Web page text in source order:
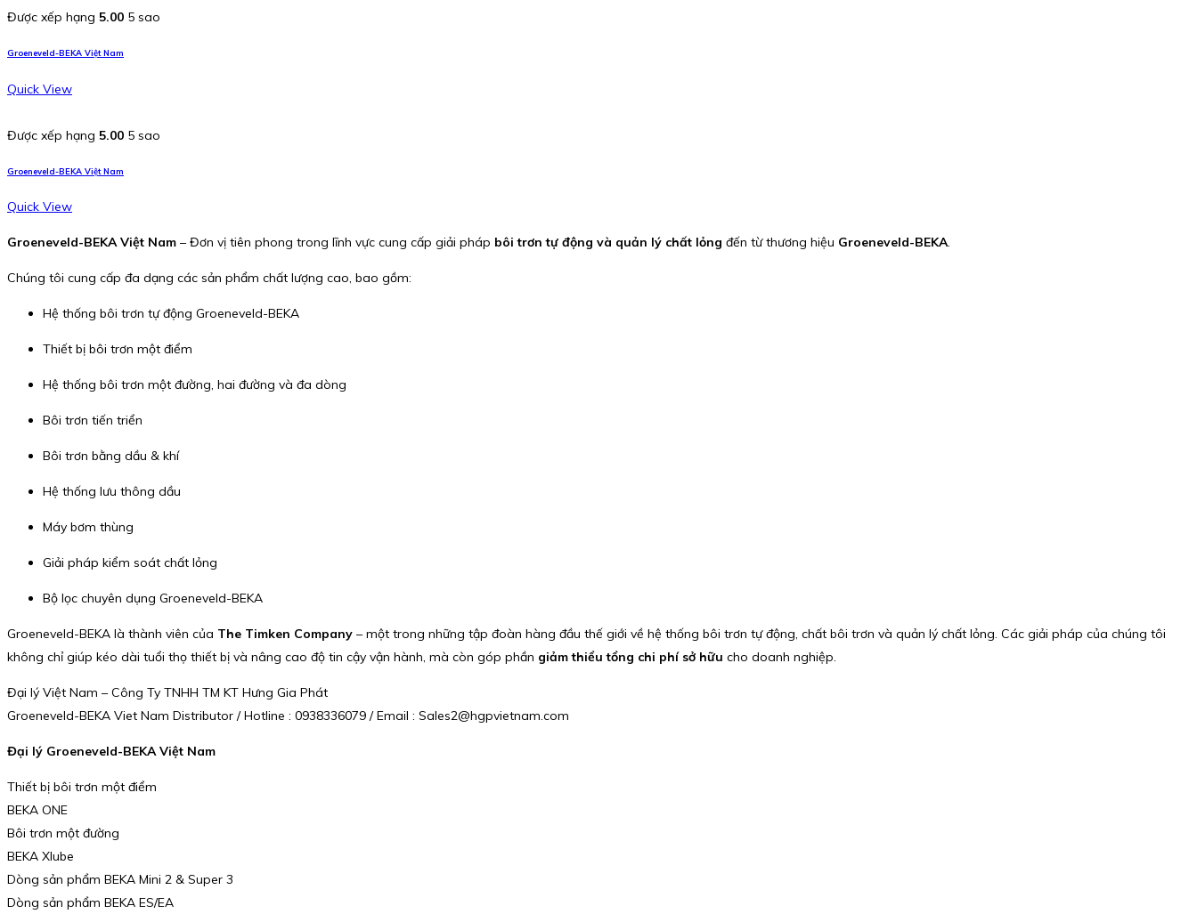
Được xếp hạng 5.00 5 sao
Groeneveld-BEKA Việt Nam
Quick View
Được xếp hạng 5.00 5 sao
Groeneveld-BEKA Việt Nam
Quick View
Groeneveld-BEKA Việt Nam – Đơn vị tiên phong trong lĩnh vực cung cấp giải pháp bôi trơn tự động và quản lý chất lỏng đến từ thương hiệu Groeneveld-BEKA.
Chúng tôi cung cấp đa dạng các sản phẩm chất lượng cao, bao gồm:
Hệ thống bôi trơn tự động Groeneveld-BEKA
Thiết bị bôi trơn một điểm
Hệ thống bôi trơn một đường, hai đường và đa dòng
Bôi trơn tiến triển
Bôi trơn bằng dầu & khí
Hệ thống lưu thông dầu
Máy bơm thùng
Giải pháp kiểm soát chất lỏng
Bộ lọc chuyên dụng Groeneveld-BEKA
Groeneveld-BEKA là thành viên của The Timken Company – một trong những tập đoàn hàng đầu thế giới về hệ thống bôi trơn tự động, chất bôi trơn và quản lý chất lỏng. Các giải pháp của chúng tôi
không chỉ giúp kéo dài tuổi thọ thiết bị và nâng cao độ tin cậy vận hành, mà còn góp phần giảm thiểu tổng chi phí sở hữu cho doanh nghiệp.
Đại lý Việt Nam – Công Ty TNHH TM KT Hưng Gia Phát
Groeneveld-BEKA Viet Nam Distributor / Hotline : 0938336079 / Email : Sales2@hgpvietnam.com
Đại lý Groeneveld-BEKA Việt Nam
Thiết bị bôi trơn một điểm
BEKA ONE
Bôi trơn một đường
BEKA Xlube
Dòng sản phẩm BEKA Mini 2 & Super 3
Dòng sản phẩm BEKA ES/EA